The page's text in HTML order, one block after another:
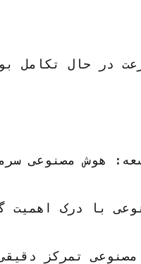
اختلالات تکنولوژیکی و استانداردهای نظارتی در حال تکامل
با درک اهمیت
تمرکز